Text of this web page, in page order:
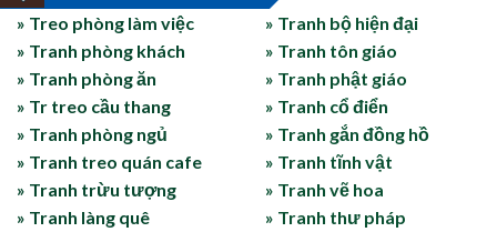
» Treo phòng làm việc
» Tranh phòng khách
» Tranh phòng ăn
» Tr treo cầu thang
» Tranh phòng ngủ
» Tranh treo quán cafe
» Tranh trừu tượng
» Tranh làng quê
» Tranh bộ hiện đại
» Tranh tôn giáo
» Tranh phật giáo
» Tranh cổ điển
» Tranh gắn đồng hồ
» Tranh tĩnh vật
» Tranh vẽ hoa
» Tranh thư pháp